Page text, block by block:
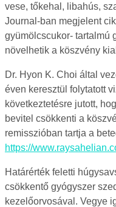
vese, tőkehal, libahús,
Journal-ban megjelent
gyümölcscukor- tartalmú
növelhetik a köszvény
Dr. Hyon K. Choi által
éven keresztül folytatott
következtetésre jutott,
bevitel csökkenti a
remisszióban tartja a
https://
Határérték feletti
csökkentő gyógyszer
kezelőorvosával. Vegye